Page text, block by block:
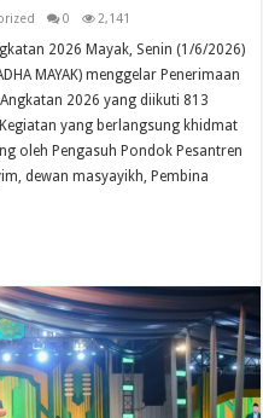
0 2,141
2026 Mayak, Senin (1/6/2026)
MAYAK) menggelar Penerimaan
2026 yang diikuti 813
yang berlangsung khidmat
oleh Pengasuh Pondok Pesantren
dewan masyayikh, Pembina